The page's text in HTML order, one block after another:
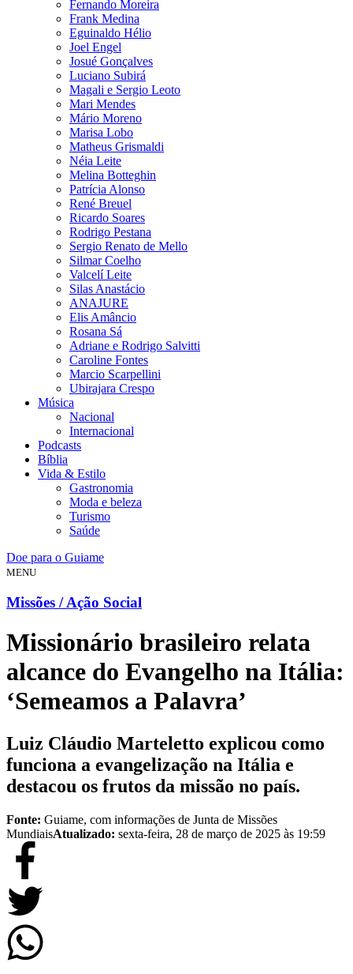
Fernando Moreira
Frank Medina
Eguinaldo Hélio
Joel Engel
Josué Gonçalves
Luciano Subirá
Magali e Sergio Leoto
Mari Mendes
Mário Moreno
Marisa Lobo
Matheus Grismaldi
Néia Leite
Melina Botteghin
Patrícia Alonso
René Breuel
Ricardo Soares
Rodrigo Pestana
Sergio Renato de Mello
Silmar Coelho
Valcelí Leite
Silas Anastácio
ANAJURE
Elis Amâncio
Rosana Sá
Adriane e Rodrigo Salvitti
Caroline Fontes
Marcio Scarpellini
Ubirajara Crespo
Música
Nacional
Internacional
Podcasts
Bíblia
Vida & Estilo
Gastronomia
Moda e beleza
Turismo
Saúde
Doe para o Guiame
MENU
Missões / Ação Social
Missionário brasileiro relata
alcance do Evangelho na Itália:
‘Semeamos a Palavra’
Luiz Cláudio Marteletto explicou como
funciona a evangelização na Itália e
destacou os frutos da missão no país.
Fonte: Guiame, com informações de Junta de Missões
MundiaisAtualizado: sexta-feira, 28 de março de 2025 às 19:59